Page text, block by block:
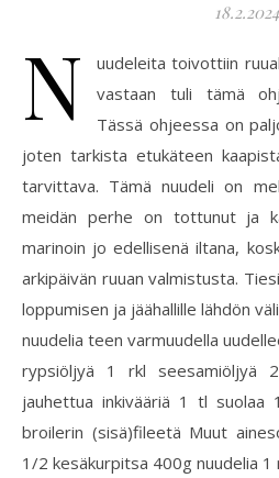
18.2.2024
N
uudeleita toivottiin
vastaan tuli tämä
Tässä ohjeessa on
joten tarkista etukäteen
tarvittava. Tämä nuudeli on
meidän perhe on tottunut ja
marinoin jo edellisenä iltana,
arkipäivän ruuan valmistusta.
loppumisen ja jäähallille lähdön
nuudelia teen varmuudella
rypsiöljyä 1 rkl seesamiöljyä
jauhettua inkivääriä 1 tl
broilerin (sisä)fileetä Muut
1/2 kesäkurpitsa 400g nuudelia